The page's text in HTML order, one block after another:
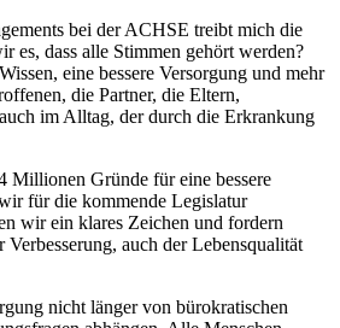
bei der ACHSE treibt mich die
es, dass alle Stimmen gehört werden?
eine bessere Versorgung und mehr
die Partner, die Eltern,
im Alltag, der durch die Erkrankung
Millionen Gründe für eine bessere
für die kommende Legislatur
wir ein klares Zeichen und fordern
auch der Lebensqualität
nicht länger von bürokratischen